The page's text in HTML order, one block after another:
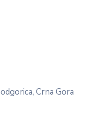
Crna Gora